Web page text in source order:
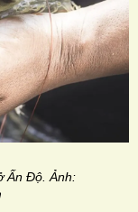
Ấn Độ. Ảnh: